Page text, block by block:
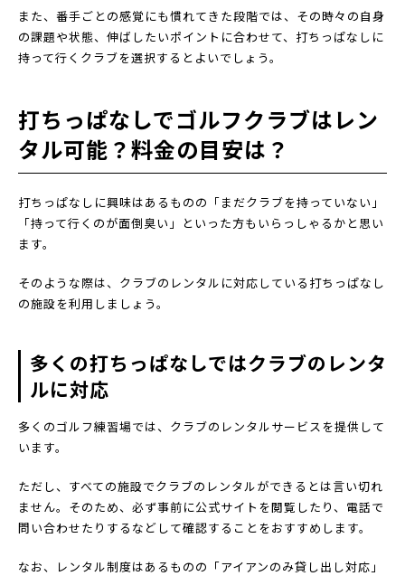
また、番手ごとの感覚にも慣れてきた段階では、その時々の自身
の課題や状態、伸ばしたいポイントに合わせて、打ちっぱなしに
持って行くクラブを選択するとよいでしょう。
打ちっぱなしでゴルフクラブはレン
タル可能？料金の目安は？
打ちっぱなしに興味はあるものの「まだクラブを持っていない」
「持って行くのが面倒臭い」といった方もいらっしゃるかと思い
ます。
そのような際は、クラブのレンタルに対応している打ちっぱなし
の施設を利用しましょう。
多くの打ちっぱなしではクラブのレンタ
ルに対応
多くのゴルフ練習場では、クラブのレンタルサービスを提供して
います。
ただし、すべての施設でクラブのレンタルができるとは言い切れ
ません。そのため、必ず事前に公式サイトを閲覧したり、電話で
問い合わせたりするなどして確認することをおすすめします。
なお、レンタル制度はあるものの「アイアンのみ貸し出し対応」